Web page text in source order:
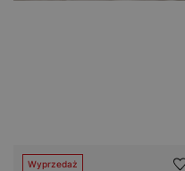
Wyprzedaż